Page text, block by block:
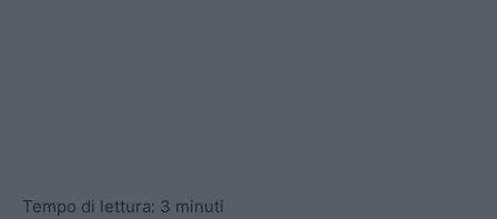
Tempo di lettura: 3 minuti